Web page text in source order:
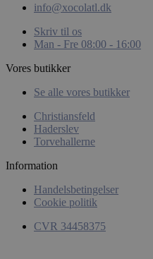
info@xocolatl.dk
Skriv til os
Man - Fre 08:00 - 16:00
Vores butikker
Se alle vores butikker
Christiansfeld
Haderslev
Torvehallerne
Information
Handelsbetingelser
Cookie politik
CVR 34458375
CookieScriptConsent